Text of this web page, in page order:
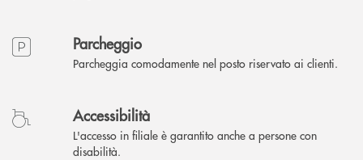
Parcheggio
Parcheggia comodamente nel posto riservato ai clienti.
Accessibilità
L'accesso in filiale è garantito anche a persone con
disabilità.